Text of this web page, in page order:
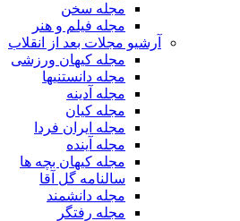
مجله سخن
مجله فیلم و هنر
آرشیو مجلات بعد از انقلاب
مجله کیهان ورزشی
مجله دانستنیها
مجله آدینه
مجله کیان
مجله ایران فردا
مجله آینده
مجله کیهان بچه ها
سالنامه گل آقا
مجله دانشمند
مجله رفتگر